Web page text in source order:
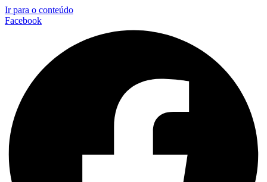
Ir para o conteúdo
Facebook